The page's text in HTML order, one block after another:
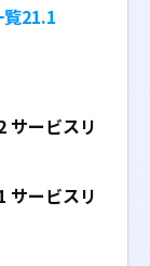
21.1
サービスリ
サービスリ